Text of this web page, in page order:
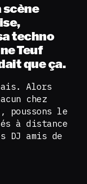
scène
techno
Teuf
que ça.
Alors
chez
poussons le
à distance
DJ amis de